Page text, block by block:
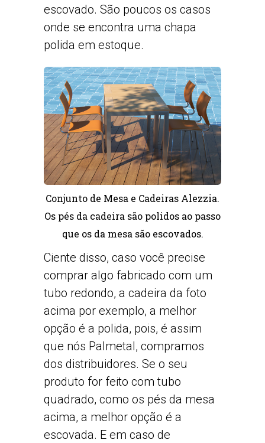
escovado. São poucos os casos
onde se encontra uma chapa
polida em estoque.
Conjunto de Mesa e Cadeiras Alezzia.
Os pés da cadeira são polidos ao passo
que os da mesa são escovados.
Ciente disso, caso você precise
comprar algo fabricado com um
tubo redondo, a cadeira da foto
acima por exemplo, a melhor
opção é a polida, pois, é assim
que nós Palmetal, compramos
dos distribuidores. Se o seu
produto for feito com tubo
quadrado, como os pés da mesa
acima, a melhor opção é a
escovada. E em caso de